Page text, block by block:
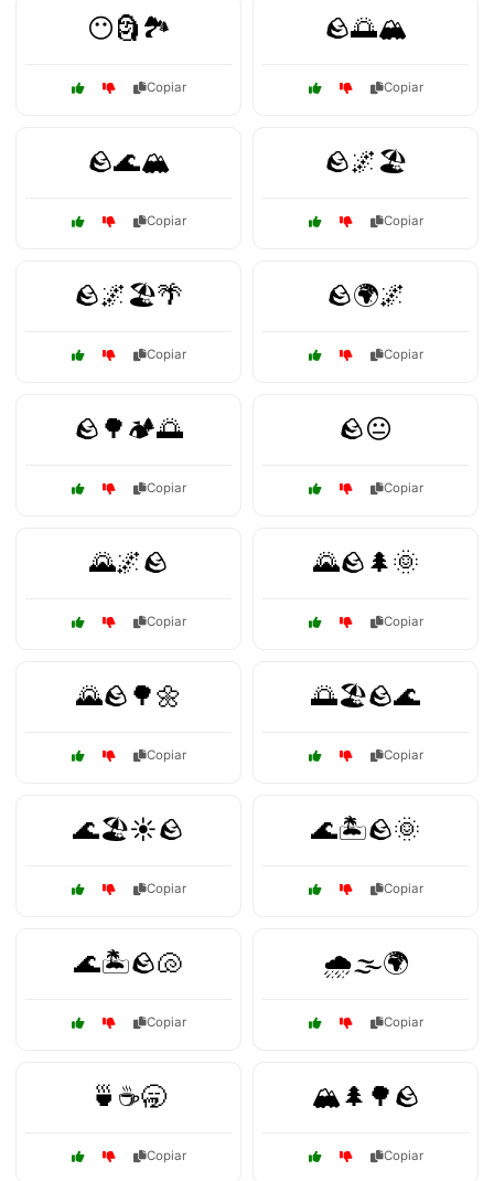
😶🗿🏞️
Copiar
🪨🌅🏔️
Copiar
🪨🌊🏔️
Copiar
🪨🌌🏖️
Copiar
🪨🌌🏖️🌴
Copiar
🪨🌍🌌
Copiar
🪨🌳🏕️🌅
Copiar
🪨😐
Copiar
🌄🌌🪨
Copiar
🌄🪨🌲🌞
Copiar
🌄🪨🌳🌼
Copiar
🌅🏖️🪨🌊
Copiar
🌊🏖️☀️🪨
Copiar
🌊🏝️🪨🌞
Copiar
🌊🏝️🪨🐚
Copiar
🌧️🌫️🌍
Copiar
🍵☕🥱
Copiar
🏔️🌲🌳🪨
Copiar